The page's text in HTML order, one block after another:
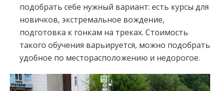
подобрать себе нужный вариант: есть курсы для
новичков, экстремальное вождение,
подготовка к гонкам на треках. Стоимость
такого обучения варьируется, можно подобрать
удобное по месторасположению и недорогое.